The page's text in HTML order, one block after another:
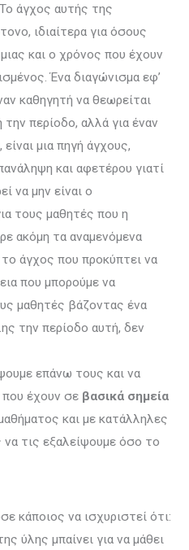
άγχος αυτής της
ιδιαίτερα για όσους
και ο χρόνος που έχουν
Ένα διαγώνισμα εφ’
καθηγητή να θεωρείται
την περίοδο, αλλά για έναν
μια πηγή άγχους,
και αφετέρου γιατί
να μην είναι ο
τους μα­θητές που η
ακόμη τα αναμενόμενα
άγχος που προκύπτει να
που μπορούμε να
μαθητές βάζοντας ένα
την περίοδο αυτή, δεν
επάνω τους και να
που έχουν σε βασικά σημεία
και με κατάλληλες
να τις εξαλεί­ψουμε όσο το
κάποιος να ισχυριστεί ότι:
ύλης μπαίνει για να μάθει